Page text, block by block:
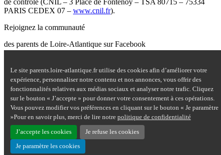
Le site parents.loire-atlantique.fr utilise des cookies afin d’améliorer votre
expérience, personnaliser notre contenu et nos annonces, vous offrir des
fonctionnalités relatives aux médias sociaux et analyser notre trafic. Cliquez
sur le bouton « J’accepte » pour donner votre consentement à ces opérations.
Vous pouvez modifier vos préférences en cliquant sur le bouton « Je paramètre
»Pour en savoir plus, merci de lire notre politique de confidentialité
J’accepte les cookies Je refuse les cookies
Je paramètre les cookies
de contrôle (CNIL – 3 Place de Fontenoy – TSA 80715 – 75334
PARIS CEDEX 07 – www.cnil.fr).
Rejoignez la communauté
des parents de Loire-Atlantique sur Facebook
Nous contacter
Mentions légales
Plan du site
Accessibilité : partiellement conforme
Aide
Données personnelles
Cookies
Haut de page